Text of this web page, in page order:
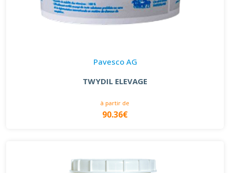
Pavesco AG
TWYDIL ELEVAGE
à partir de
90.36€